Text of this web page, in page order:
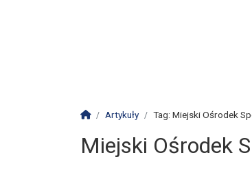
Strona główna
Artykuły Tag: Miejski Ośrodek
Miejski Ośrodek